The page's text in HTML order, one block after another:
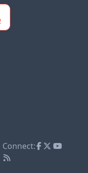
Connect: